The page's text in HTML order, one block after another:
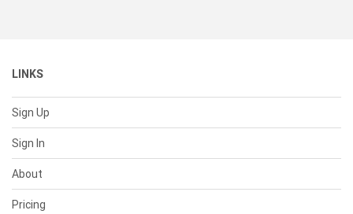
LINKS
Sign Up
Sign In
About
Pricing